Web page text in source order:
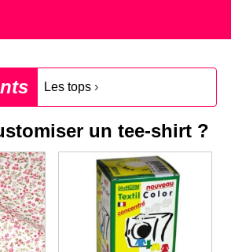
Les tops ›
un tee-shirt ?